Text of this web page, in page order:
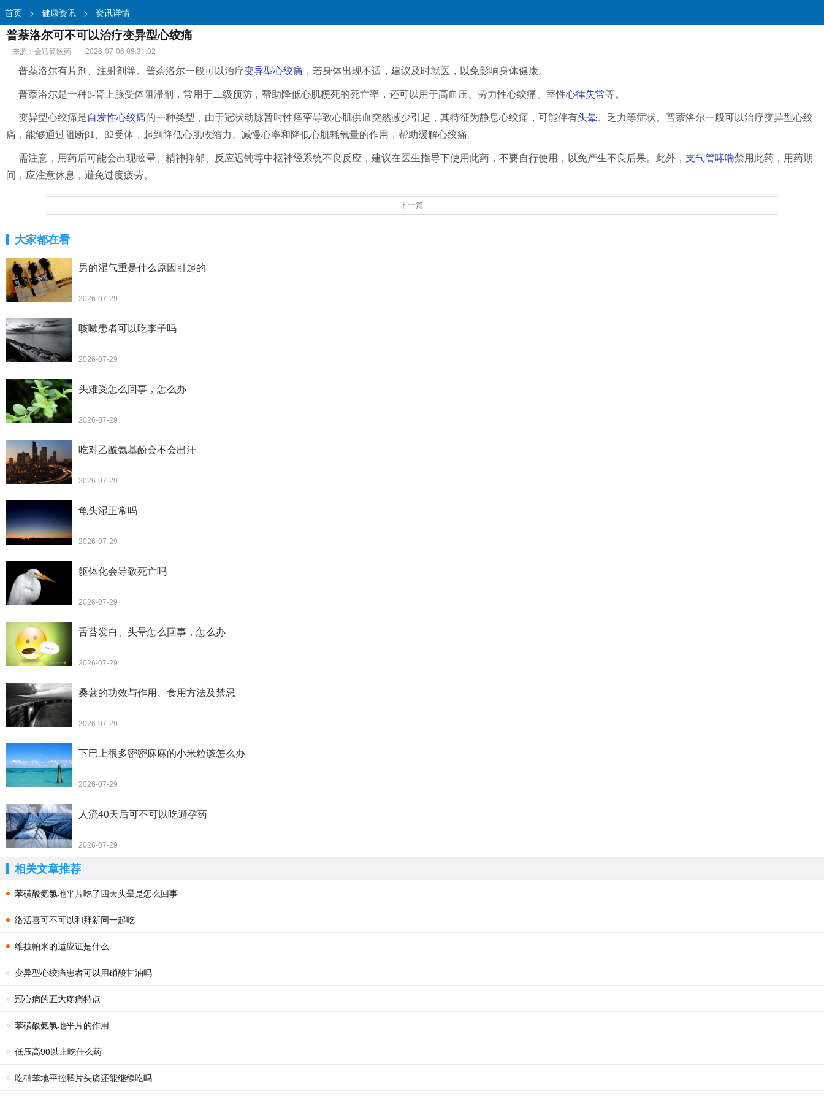
首页 > 健康资讯 > 资讯详情
普萘洛尔可不可以治疗变异型心绞痛
来源：金话筒医药
2026-07-06 08:31:02
普萘洛尔有片剂、注射剂等。普萘洛尔一般可以治疗变异型心绞痛 ，若身体出现不适，建议及时就医，以免影响身体健康。
普萘洛尔是一种β-肾上腺受体阻滞剂，常用于二级预防，帮助降低心肌梗死的死亡率，还可以用于高血压、劳力性心绞痛、室性心律失常等。
变异型心绞痛是自发性心绞痛的一种类型，由于冠状动脉暂时性痉挛导致心肌供血突然减少引起，其特征为静息心绞痛，可能伴有头晕 、乏力等症状。普萘洛尔一般可以治疗变异型心绞
痛，能够通过阻断β1、β2受体，起到降低心肌收缩力、减慢心率和降低心肌耗氧量的作用，帮助缓解心绞痛。
需注意，用药后可能会出现眩晕、精神抑郁、反应迟钝等中枢神经系统不良反应，建议在医生指导下使用此药，不要自行使用，以免产生不良后果。此外， 支气管哮喘禁用此药，用药期
间，应注意休息，避免过度疲劳。
下一篇
大家都在看
男的湿气重是什么原因引起的
2026-07-29
咳嗽患者可以吃李子吗
2026-07-29
头难受怎么回事，怎么办
2026-07-29
吃对乙酰氨基酚会不会出汗
2026-07-29
龟头湿正常吗
2026-07-29
躯体化会导致死亡吗
2026-07-29
舌苔发白、头晕怎么回事，怎么办
2026-07-29
桑葚的功效与作用、食用方法及禁忌
2026-07-29
下巴上很多密密麻麻的小米粒该怎么办
2026-07-29
人流40天后可不可以吃避孕药
2026-07-29
相关文章推荐
苯磺酸氨氯地平片吃了四天头晕是怎么回事
络活喜可不可以和拜新同一起吃
维拉帕米的适应证是什么
变异型心绞痛患者可以用硝酸甘油吗
冠心病的五大疼痛特点
苯磺酸氨氯地平片的作用
低压高90以上吃什么药
吃硝苯地平控释片头痛还能继续吃吗